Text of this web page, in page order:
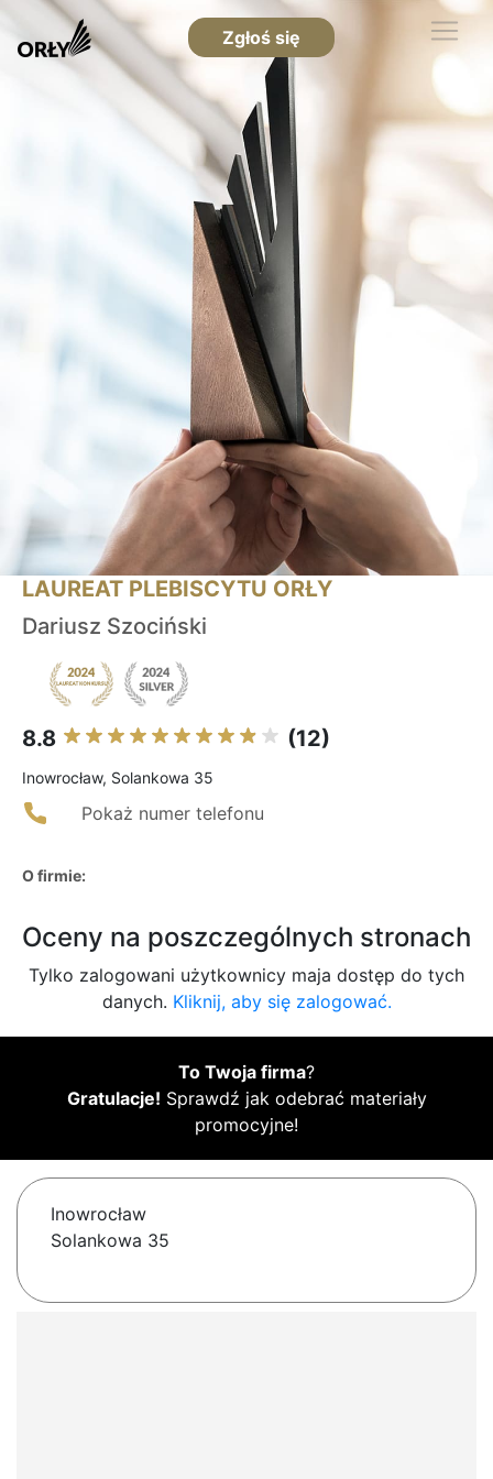
Zgłoś się
LAUREAT PLEBISCYTU ORŁY
Dariusz Szociński
8.8 (12)
Inowrocław, Solankowa 35
Pokaż numer telefonu
O firmie:
Oceny na poszczególnych stronach
Tylko zalogowani użytkownicy maja dostęp do tych
danych. Kliknij, aby się zalogować.
To Twoja firma?
Gratulacje! Sprawdź jak odebrać materiały
promocyjne!
Inowrocław
Solankowa 35